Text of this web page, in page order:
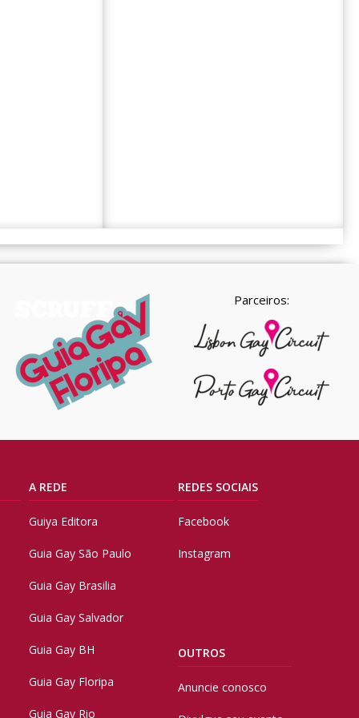
Parceiros:
A REDE
Guiya Editora
Guia Gay São Paulo
Guia Gay Brasilia
Guia Gay Salvador
Guia Gay BH
Guia Gay Floripa
Guia Gay Rio
REDES SOCIAIS
Facebook
Instagram
OUTROS
Anuncie conosco